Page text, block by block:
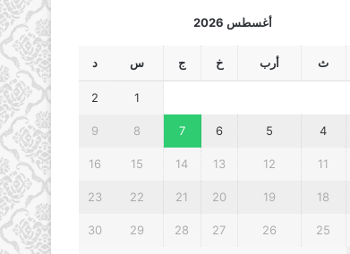
أغسطس 2026
ث أرب خ ج س د
1
2
4
5
6
7
8
9
11
12
13
14
15
16
18
19
20
21
22
23
25
26
27
28
29
30